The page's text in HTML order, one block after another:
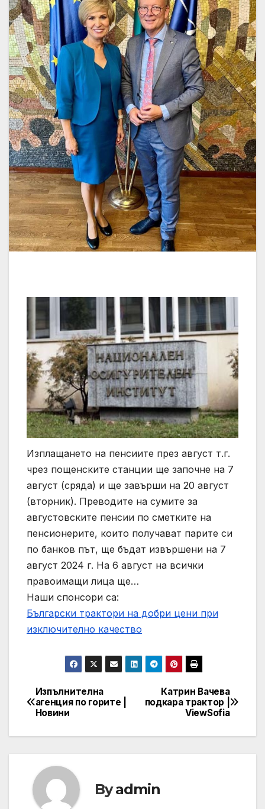
Изплащането на пенсиите през август т.г.
чрез пощенските станции ще започне на 7
август (сряда) и ще завърши на 20 август
(вторник). Преводите на сумите за
августовските пенсии по сметките на
пенсионерите, които получават парите си
по банков път, ще бъдат извършени на 7
август 2024 г. На 6 август на всички
правоимащи лица ще…
Наши спонсори са:
Български трактори на добри цени при
изключително качество
Post
navigation
Катрин Вачева
подкара трактор |
ViewSofia
Изпълнителна
агенция по горите |
Новини
Byadmin